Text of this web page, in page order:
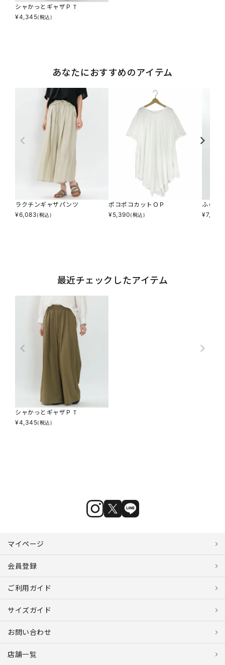
シャかっとギャザＰＴ
¥4,345(税込)
あなたにおすすめのアイテム
ラクチンギャザパンツ
¥6,083(税込)
ポコポコカットＯＰ
¥5,390(税込)
ふらり
¥7,590
最近チェックしたアイテム
シャかっとギャザＰＴ
¥4,345(税込)
マイページ
会員登録
ご利用ガイド
サイズガイド
お問い合わせ
店舗一覧